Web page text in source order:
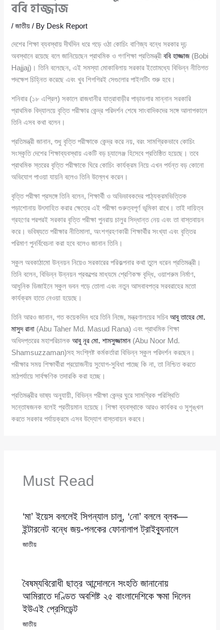
ববি হাজ্জাজ
/জাতীয় / By Desk Report
দেশের শিক্ষা ব্যবস্থায় দীর্ঘদিন ধরে গড়ে ওঠা কোচিং বাণিজ্য বন্ধে সরকার দৃঢ়
অবস্থানে রয়েছে বলে জানিয়েছেন প্রাথমিক ও গণশিক্ষা প্রতিমন্ত্রীববি হাজ্জাজ (Bobi
Hajjaj)। তিনি বলেছেন, এই সমস্যা মোকাবিলায় সরকার ইতোমধ্যে বিভিন্ন নীতিগত
পদক্ষেপ চিহ্নিত করেছে এবং খুব শিগগিরই সেগুলোর পাইলটিং শুরু হবে।
শনিবার (১৮ এপ্রিল) সকালে রাজধানীর যাত্রাবাড়ীর পাড়াডগার মান্নান সরকারি
প্রাথমিক বিদ্যালয়ে বৃত্তি পরীক্ষার কেন্দ্র পরিদর্শন শেষে সাংবাদিকদের সঙ্গে আলাপকালে
তিনি এসব কথা বলেন।
প্রতিমন্ত্রী জানান, শুধু বৃত্তি পরীক্ষাকে কেন্দ্র করে নয়, বরং সামগ্রিকভাবে কোচিং
সংস্কৃতি দেশের শিক্ষাব্যবস্থায় একটি বড় চ্যালেঞ্জ হিসেবে প্রতিষ্ঠিত হয়েছে। তবে
প্রাথমিক স্তরের বৃত্তি পরীক্ষাকে ঘিরে কোচিং কার্যক্রম নিয়ে এখন পর্যন্ত বড় কোনো
অভিযোগ পাওয়া যায়নি বলেও তিনি উল্লেখ করেন।
বৃত্তি পরীক্ষা প্রসঙ্গে তিনি বলেন, শিক্ষার্থী ও অভিভাবকদের পাঠ্যক্রমভিত্তিক
পড়াশোনায় উৎসাহিত করার ক্ষেত্রে এই পরীক্ষা গুরুত্বপূর্ণ ভূমিকা রাখে। তাই দায়িত্ব
গ্রহণের পরপরই সরকার বৃত্তি পরীক্ষা পুনরায় চালুর সিদ্ধান্ত নেয় এবং তা বাস্তবায়ন
করে। ভবিষ্যতে পরীক্ষার নীতিমালা, অংশগ্রহণকারী শিক্ষার্থীর সংখ্যা এবং বৃত্তির
পরিমাণ পুনর্বিবেচনা করা হবে বলেও জানান তিনি।
স্কুল অবকাঠামো উন্নয়ন নিয়েও সরকারের পরিকল্পনার কথা তুলে ধরেন প্রতিমন্ত্রী।
তিনি বলেন, বিভিন্ন উন্নয়ন প্রকল্পের মাধ্যমে শ্রেণিকক্ষ বৃদ্ধি, ওয়াশরুম নির্মাণ,
আধুনিক ডিজাইনে স্কুল ভবন গড়ে তোলা এবং নতুন আসবাবপত্র সরবরাহের মতো
কার্যক্রম হাতে নেওয়া হয়েছে।
তিনি আরও জানান, গত কয়েকদিন ধরে তিনি নিজে, মন্ত্রণালয়ের সচিবআবু তাহের মো.
মাসুদ রানা (Abu Taher Md. Masud Rana) এবং প্রাথমিক শিক্ষা
অধিদপ্তরের মহাপরিচালকআবু নূর মো. শামসুজ্জামান (Abu Noor Md.
Shamsuzzaman)সহ সংশ্লিষ্ট কর্মকর্তারা বিভিন্ন স্কুল পরিদর্শন করছেন।
পরীক্ষার সময় শিক্ষার্থীরা প্রয়োজনীয় সুযোগ-সুবিধা পাচ্ছে কি না, তা নিশ্চিত করতে
মাঠপর্যায়ে সার্বক্ষণিক তদারকি করা হচ্ছে।
প্রতিমন্ত্রীর ভাষ্য অনুযায়ী, বিভিন্ন পরীক্ষা কেন্দ্র ঘুরে সামগ্রিক পরিস্থিতি
সন্তোষজনক বলেই প্রতীয়মান হয়েছে। শিক্ষা ব্যবস্থাকে আরও কার্যকর ও সুশৃঙ্খল
করতে সরকার পর্যায়ক্রমে এসব উদ্যোগ বাস্তবায়ন করবে।
Must Read
‘মা’ ইয়েস বললেই সিগন্যাল চালু, ‘নো’ বললে ব্লক—
ইন্টারনেট বন্ধে জয়-পলকের ফোনালাপ ট্রাইব্যুনালে
জাতীয়
বৈষম্যবিরোধী ছাত্র আন্দোলনে সংহতি জানানোয়
আমিরাতে দণ্ডিত অবশিষ্ট ২৫ বাংলাদেশিকে ক্ষমা দিলেন
ইউএই প্রেসিডেন্ট
জাতীয়